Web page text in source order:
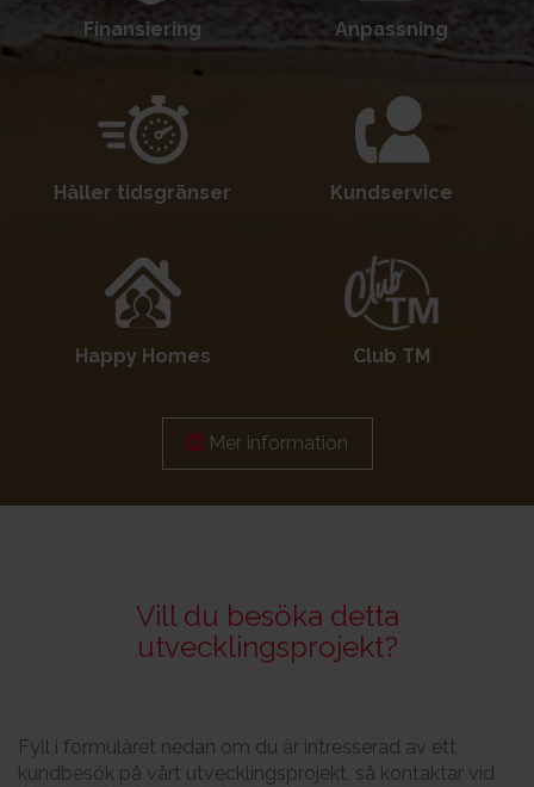
Finansiering Anpassning
Håller tidsgränser Kundservice
Happy Homes Club TM
Mer information
Vill du besöka detta
utvecklingsprojekt?
Fyll i formuläret nedan om du är intresserad av ett
kundbesök på vårt utvecklingsprojekt, så kontaktar vid